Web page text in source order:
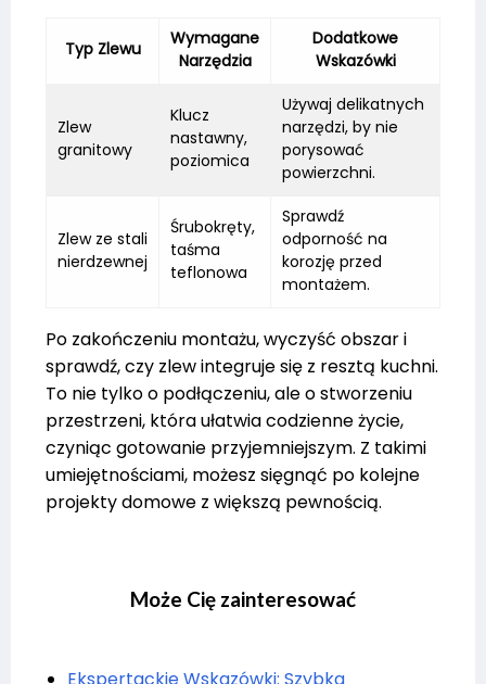
Typ Zlewu
Wymagane
Narzędzia
Dodatkowe
Wskazówki
Zlew
granitowy
Klucz
nastawny,
poziomica
Używaj delikatnych
narzędzi, by nie
porysować
powierzchni.
Zlew ze stali
nierdzewnej
Śrubokręty,
taśma
teflonowa
Sprawdź
odporność na
korozję przed
montażem.
Po zakończeniu montażu, wyczyść obszar i
sprawdź, czy zlew integruje się z resztą kuchni.
To nie tylko o podłączeniu, ale o stworzeniu
przestrzeni, która ułatwia codzienne życie,
czyniąc gotowanie przyjemniejszym. Z takimi
umiejętnościami, możesz sięgnąć po kolejne
projekty domowe z większą pewnością.
Może Cię zainteresować
Ekspertackie Wskazówki: Szybka